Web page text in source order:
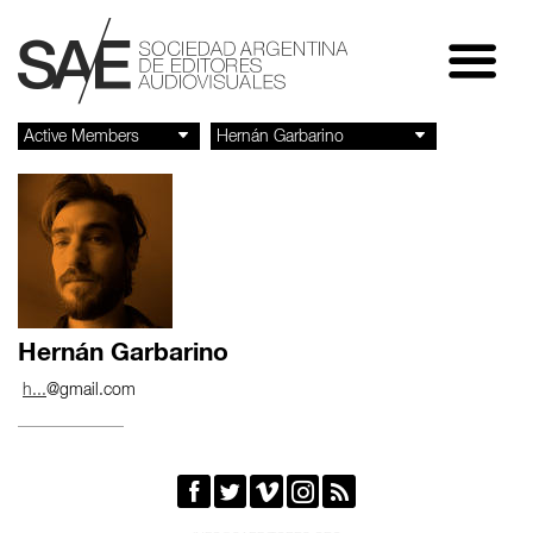
Hernán Garbarino
h...@gmail.com
    